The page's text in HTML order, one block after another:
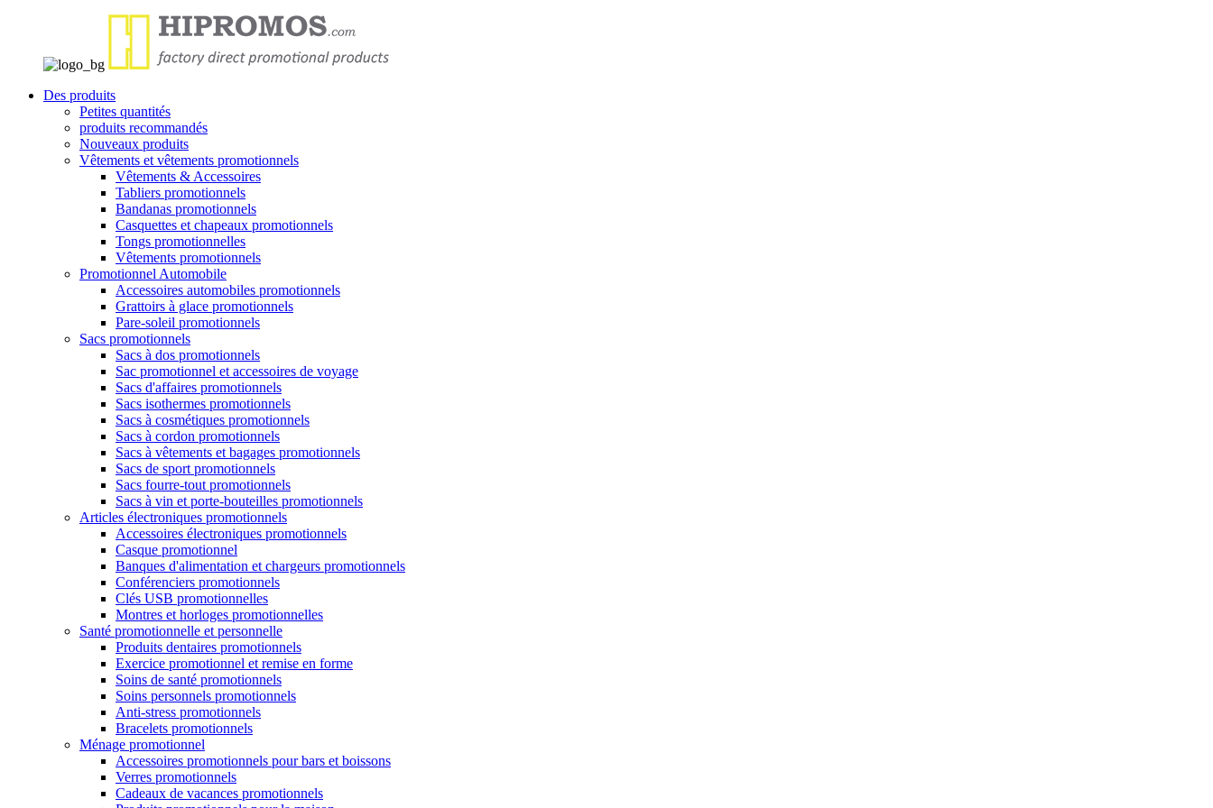
Des produits
Petites quantités
produits recommandés
Nouveaux produits
Vêtements et vêtements promotionnels
Vêtements & Accessoires
Tabliers promotionnels
Bandanas promotionnels
Casquettes et chapeaux promotionnels
Tongs promotionnelles
Vêtements promotionnels
Promotionnel Automobile
Accessoires automobiles promotionnels
Grattoirs à glace promotionnels
Pare-soleil promotionnels
Sacs promotionnels
Sacs à dos promotionnels
Sac promotionnel et accessoires de voyage
Sacs d'affaires promotionnels
Sacs isothermes promotionnels
Sacs à cosmétiques promotionnels
Sacs à cordon promotionnels
Sacs à vêtements et bagages promotionnels
Sacs de sport promotionnels
Sacs fourre-tout promotionnels
Sacs à vin et porte-bouteilles promotionnels
Articles électroniques promotionnels
Accessoires électroniques promotionnels
Casque promotionnel
Banques d'alimentation et chargeurs promotionnels
Conférenciers promotionnels
Clés USB promotionnelles
Montres et horloges promotionnelles
Santé promotionnelle et personnelle
Produits dentaires promotionnels
Exercice promotionnel et remise en forme
Soins de santé promotionnels
Soins personnels promotionnels
Anti-stress promotionnels
Bracelets promotionnels
Ménage promotionnel
Accessoires promotionnels pour bars et boissons
Verres promotionnels
Cadeaux de vacances promotionnels